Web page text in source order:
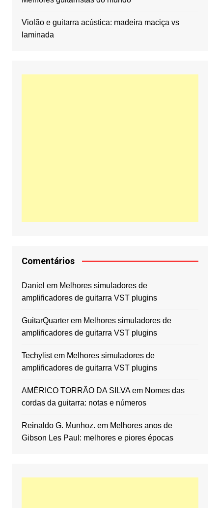
Violão e guitarra acústica: madeira maciça vs
laminada
Comentários
Daniel em Melhores simuladores de
amplificadores de guitarra VST plugins
GuitarQuarterem Melhores simuladores de
amplificadores de guitarra VST plugins
Techylistem Melhores simuladores de
amplificadores de guitarra VST plugins
AMÉRICO TORRÃO DA SILVAem Nomes das
cordas da guitarra: notas e números
Reinaldo G. Munhoz. em Melhores anos de
Gibson Les Paul: melhores e piores épocas